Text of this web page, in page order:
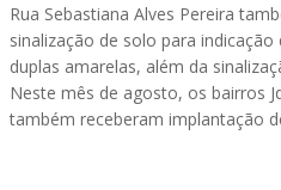
Rua Sebastiana Alves Pereira
sinalização de solo para indicação
duplas amarelas, além da
Neste mês de agosto, os bairros
também receberam implantação